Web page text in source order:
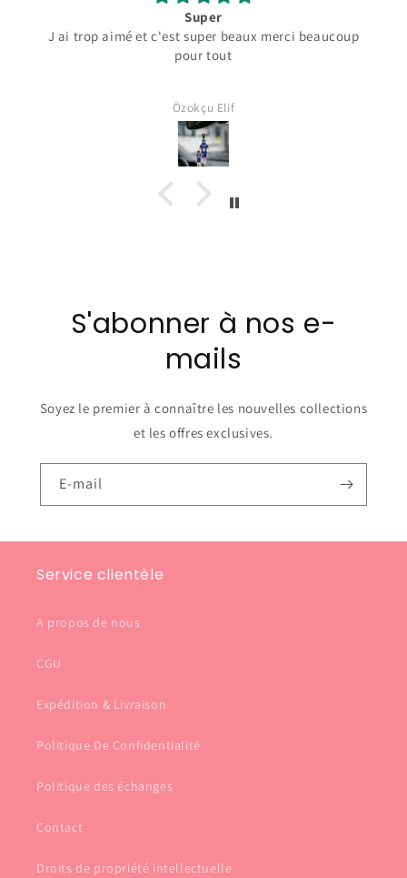
Super
J ai trop aimé et c'est super beaux merci beaucoup
pour tout
Özokçu Elif
S'abonner à nos e-
mails
Soyez le premier à connaître les nouvelles collections
et les offres exclusives.
E-mail
Service clientèle
A propos de nous
CGU
Expédition & Livraison
Politique De Confidentialité
Politique des échanges
Contact
Droits de propriété intellectuelle